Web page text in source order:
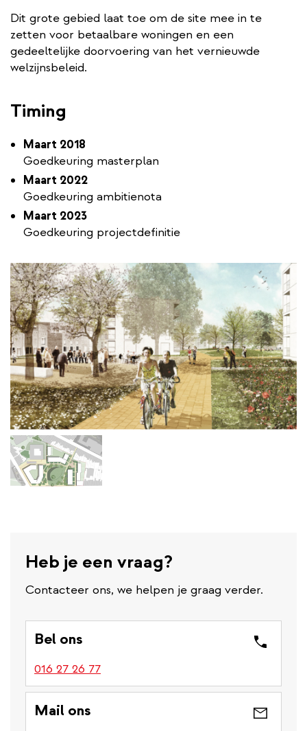
Dit grote gebied laat toe om de site mee in te
zetten voor betaalbare woningen en een
gedeeltelijke doorvoering van het vernieuwde
welzijnsbeleid.
Timing
Maart 2018
Goedkeuring masterplan
Maart 2022
Goedkeuring ambitienota
Maart 2023
Goedkeuring projectdefinitie
Heb je een vraag?
Contacteer ons, we helpen je graag verder.
Bel ons
016 27 26 77
Mail ons